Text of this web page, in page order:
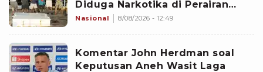
Diduga Narkotika di Perairan
Bintan
Nasional 8/08/2026 - 12:49
Komentar John Herdman soal
Keputusan Aneh Wasit Laga